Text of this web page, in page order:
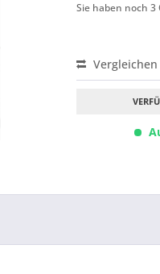
Sie haben noch 3
Vergleichen